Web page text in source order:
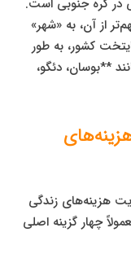
از آن، به «شهر»
کشور، به طور
**بوسان، دئگو،
هزینه‌های زندگی
چهار گزینه اصلی